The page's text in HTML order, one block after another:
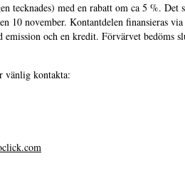
tecknades) med en rabatt om ca 5 %. Det
10 november. Kontantdelen finansieras via
och en kredit. Förvärvet bedöms
vänlig kontakta: